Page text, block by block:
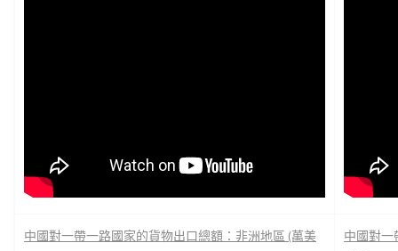
中國對一帶一路國家的貨物出口總額：非洲地區 (萬美
中國對一